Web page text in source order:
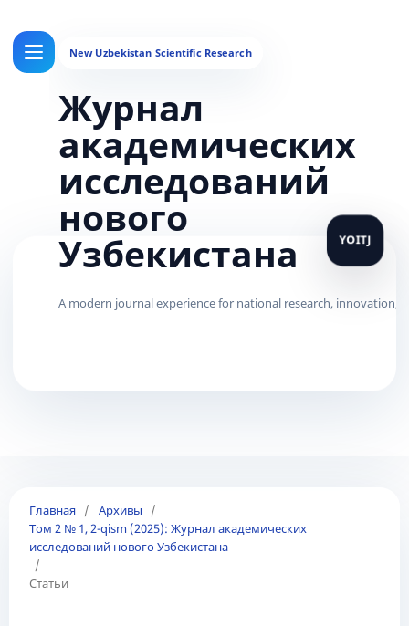
Журнал
академических
исследований
нового
Узбекистана
Главная / Архивы
/
Том 2 № 1, 2-qism (2025): Журнал академических
исследований нового Узбекистана
/
Статьи